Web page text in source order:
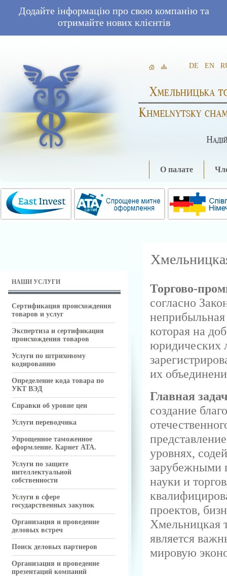
Додайте інформацію про свою компанію та
отримайте нових клієнтів
DE EN
О палате
Торгово-
согласно
неприбыльная
которая на
юридических
их
Главная
создание
уровнях,
зарубежными
науки и
проектов,
Хмельницкая
является
мировую
НАШИ УСЛУГИ
Сертификация происхождения
товаров и услуг
Экспертиза и сертификация
происхождения товаров
Услуги по штриховому
кодированию
Определение кода товара по
УКТ ВЭД
Справки об уровне цен
Услуги переводчика
Упрощенное таможенное
оформление. Карнет АТА.
Услуги по защите
интеллектуальной
собственности
Услуги в сфере
государственных закупок
Организация и проведение
деловых встреч
Поиск деловых партнеров
Организация и проведение
презентаций компаний